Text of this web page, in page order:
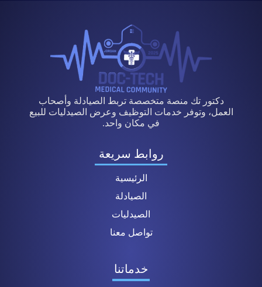
دكتور تك منصة متخصصة تربط الصيادلة وأصحاب
العمل، وتوفر خدمات التوظيف وعرض الصيدليات للبيع
في مكان واحد.
روابط سريعة
الرئيسية
الصيادلة
الصيدليات
تواصل معنا
خدماتنا